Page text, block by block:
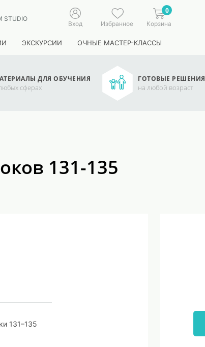
STUDIO
Вход Избранное
0
Корзина
ЭКСКУРСИИ ОЧНЫЕ МАСТЕР-КЛАССЫ
ДЛЯ ОБУЧЕНИЯ
сферах
ГОТОВЫЕ РЕШЕНИЯ
на любой возраст
131-135
131–135